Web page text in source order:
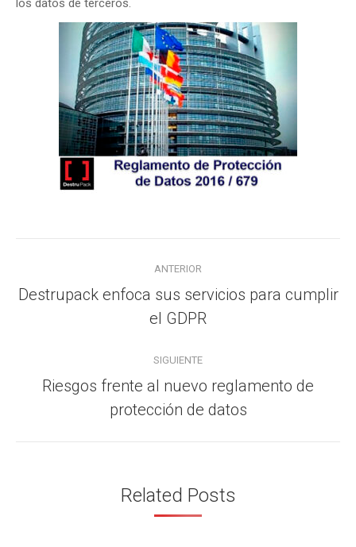
los datos de terceros.
entre
publicaciones
ANTERIOR
Publicación
anterior:
Destrupack enfoca sus servicios para cumplir
el GDPR
SIGUIENTE
Publicación
siguiente:
Riesgos frente al nuevo reglamento de
protección de datos
Related Posts